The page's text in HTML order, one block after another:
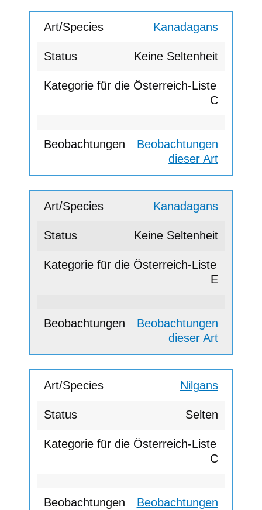
Kanadagans
Keine Seltenheit
C
Beobachtungen
dieser Art
Kanadagans
Keine Seltenheit
E
Beobachtungen
dieser Art
Nilgans
Selten
C
Beobachtungen